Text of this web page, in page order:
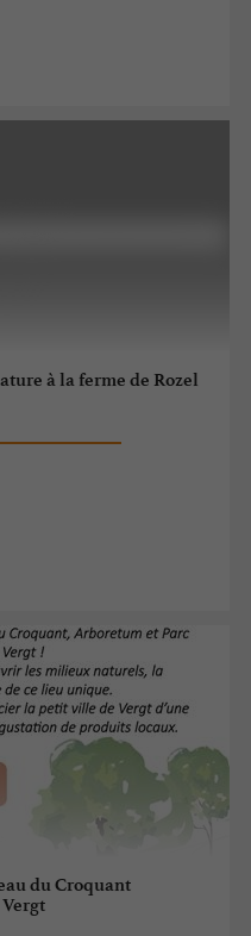
à la ferme de Rozel
du Croquant